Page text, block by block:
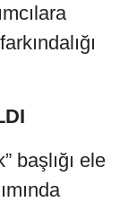
başlığı ele